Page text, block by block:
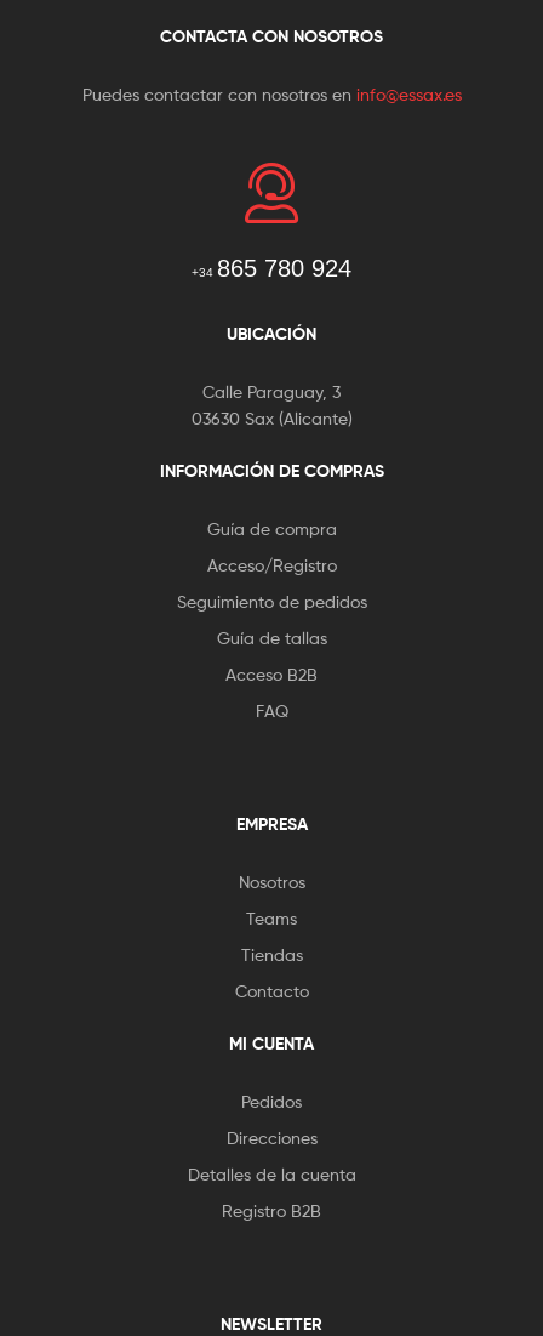
CONTACTA CON NOSOTROS
Puedes contactar con nosotros en info@essax.es
+34 865 780 924
UBICACIÓN
Calle Paraguay, 3
03630 Sax (Alicante)
INFORMACIÓN DE COMPRAS
Guía de compra
Acceso/Registro
Seguimiento de pedidos
Guía de tallas
Acceso B2B
FAQ
EMPRESA
Nosotros
Teams
Tiendas
Contacto
MI CUENTA
Pedidos
Direcciones
Detalles de la cuenta
Registro B2B
NEWSLETTER